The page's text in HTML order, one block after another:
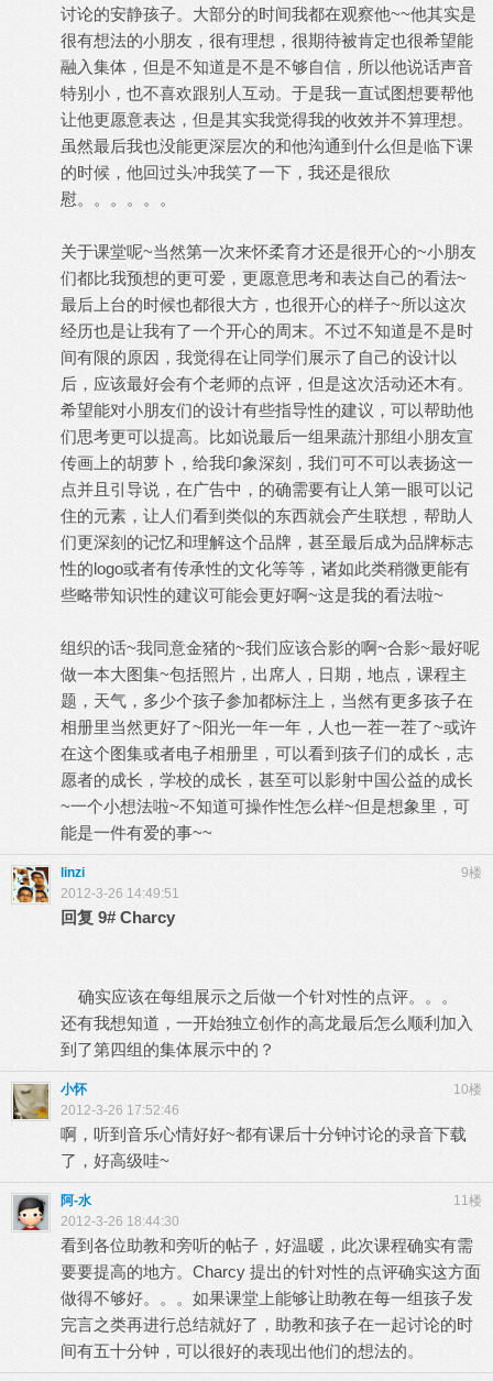
讨论的安静孩子。大部分的时间我都在观察他~~他其实是
很有想法的小朋友，很有理想，很期待被肯定也很希望能
融入集体，但是不知道是不是不够自信，所以他说话声音
特别小，也不喜欢跟别人互动。于是我一直试图想要帮他
让他更愿意表达，但是其实我觉得我的收效并不算理想。
虽然最后我也没能更深层次的和他沟通到什么但是临下课
的时候，他回过头冲我笑了一下，我还是很欣
慰。。。。。。
关于课堂呢~当然第一次来怀柔育才还是很开心的~小朋友
们都比我预想的更可爱，更愿意思考和表达自己的看法~
最后上台的时候也都很大方，也很开心的样子~所以这次
经历也是让我有了一个开心的周末。不过不知道是不是时
间有限的原因，我觉得在让同学们展示了自己的设计以
后，应该最好会有个老师的点评，但是这次活动还木有。
希望能对小朋友们的设计有些指导性的建议，可以帮助他
们思考更可以提高。比如说最后一组果蔬汁那组小朋友宣
传画上的胡萝卜，给我印象深刻，我们可不可以表扬这一
点并且引导说，在广告中，的确需要有让人第一眼可以记
住的元素，让人们看到类似的东西就会产生联想，帮助人
们更深刻的记忆和理解这个品牌，甚至最后成为品牌标志
性的logo或者有传承性的文化等等，诸如此类稍微更能有
些略带知识性的建议可能会更好啊~这是我的看法啦~
组织的话~我同意金猪的~我们应该合影的啊~合影~最好呢
做一本大图集~包括照片，出席人，日期，地点，课程主
题，天气，多少个孩子参加都标注上，当然有更多孩子在
相册里当然更好了~阳光一年一年，人也一茬一茬了~或许
在这个图集或者电子相册里，可以看到孩子们的成长，志
愿者的成长，学校的成长，甚至可以影射中国公益的成长
~一个小想法啦~不知道可操作性怎么样~但是想象里，可
能是一件有爱的事~~
9楼
linzi
2012-3-26 14:49:51
回复 9# Charcy
确实应该在每组展示之后做一个针对性的点评。。。
还有我想知道，一开始独立创作的高龙最后怎么顺利加入
到了第四组的集体展示中的？
10楼
小怀
2012-3-26 17:52:46
啊，听到音乐心情好好~都有课后十分钟讨论的录音下载
了，好高级哇~
11楼
阿-水
2012-3-26 18:44:30
看到各位助教和旁听的帖子，好温暖，此次课程确实有需
要要提高的地方。Charcy 提出的针对性的点评确实这方面
做得不够好。。。如果课堂上能够让助教在每一组孩子发
完言之类再进行总结就好了，助教和孩子在一起讨论的时
间有五十分钟，可以很好的表现出他们的想法的。